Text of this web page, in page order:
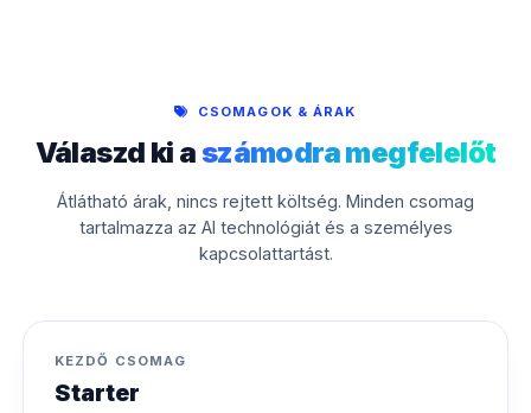
CSOMAGOK & ÁRAK
Válaszd ki a számodra megfelelőt
Átlátható árak, nincs rejtett költség. Minden csomag
tartalmazza az AI technológiát és a személyes
kapcsolattartást.
KEZDŐ CSOMAG
Starter